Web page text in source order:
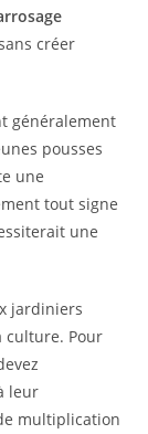
créer
généralement
pousses
une
tout signe
une
jardiniers
culture. Pour
leur
multiplication